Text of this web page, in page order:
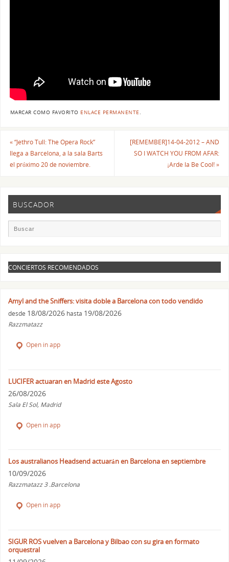
MARCAR COMO FAVORITO ENLACE PERMANENTE.
«“Jethro Tull: The Opera Rock”
llega a Barcelona, a la sala Barts
el próximo 20 de noviembre.
[REMEMBER]14-04-2012 – AND
SO I WATCH YOU FROM AFAR:
¡Arde la Be Cool!»
BUSCADOR
CONCIERTOS RECOMENDADOS
Amyl and the Sniffers: visita doble a Barcelona con todo vendido
desde 18/08/2026 hasta 19/08/2026
Razzmatazz
Open in app
LUCIFER actuaran en Madrid este Agosto
26/08/2026
Sala El Sol, Madrid
Open in app
Los australianos Headsend actuarán en Barcelona en septiembre
10/09/2026
Razzmatazz 3 .Barcelona
Open in app
SIGUR ROS vuelven a Barcelona y Bilbao con su gira en formato
orquestral